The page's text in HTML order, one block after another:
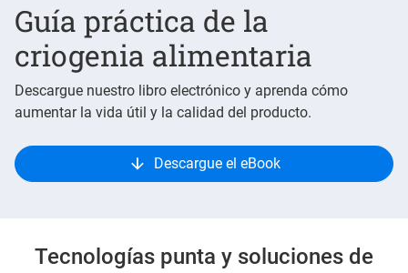
Guía práctica de la
criogenia alimentaria
Descargue nuestro libro electrónico y aprenda cómo
aumentar la vida útil y la calidad del producto.
Descargue el eBook
Tecnologías punta y soluciones de